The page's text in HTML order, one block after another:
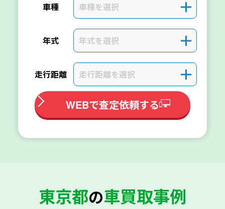
車種 車種を選択 ＋
年式 年式を選択 ＋
走行距離 走行距離を選択 ＋
WEBで査定依頼する
東京都の車買取事例